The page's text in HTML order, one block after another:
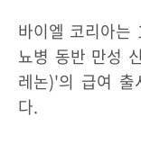
바이엘 코리아는
뇨병 동반 만성
레논)'의 급여 출
다.